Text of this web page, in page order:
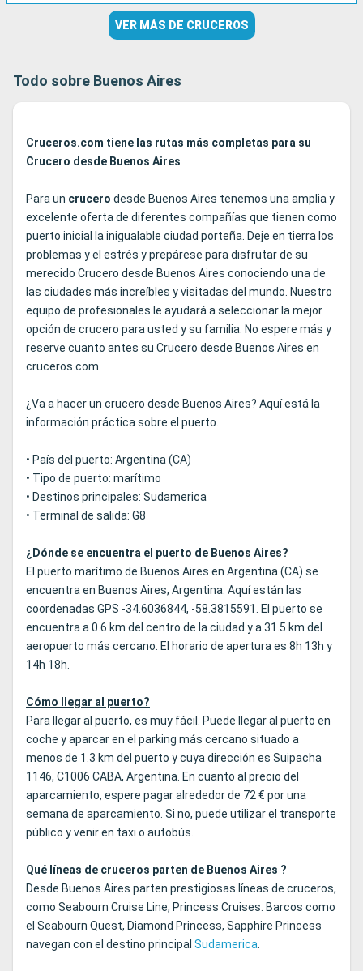
VER MÁS DE CRUCEROS
Todo sobre Buenos Aires
Cruceros.com tiene las rutas más completas para su
Crucero desde Buenos Aires
Para un crucero desde Buenos Aires tenemos una amplia y
excelente oferta de diferentes compañías que tienen como
puerto inicial la inigualable ciudad porteña. Deje en tierra los
problemas y el estrés y prepárese para disfrutar de su
merecido Crucero desde Buenos Aires conociendo una de
las ciudades más increíbles y visitadas del mundo. Nuestro
equipo de profesionales le ayudará a seleccionar la mejor
opción de crucero para usted y su familia. No espere más y
reserve cuanto antes su Crucero desde Buenos Aires en
cruceros.com
¿Va a hacer un crucero desde Buenos Aires? Aquí está la
información práctica sobre el puerto.
• País del puerto: Argentina (CA)
• Tipo de puerto: marítimo
• Destinos principales: Sudamerica
• Terminal de salida: G8
¿Dónde se encuentra el puerto de Buenos Aires?
El puerto marítimo de Buenos Aires en Argentina (CA) se
encuentra en Buenos Aires, Argentina. Aquí están las
coordenadas GPS -34.6036844, -58.3815591. El puerto se
encuentra a 0.6 km del centro de la ciudad y a 31.5 km del
aeropuerto más cercano. El horario de apertura es 8h 13h y
14h 18h.
Cómo llegar al puerto?
Para llegar al puerto, es muy fácil. Puede llegar al puerto en
coche y aparcar en el parking más cercano situado a
menos de 1.3 km del puerto y cuya dirección es Suipacha
1146, C1006 CABA, Argentina. En cuanto al precio del
aparcamiento, espere pagar alrededor de 72 € por una
semana de aparcamiento. Si no, puede utilizar el transporte
público y venir en taxi o autobús.
Qué líneas de cruceros parten de Buenos Aires ?
Desde Buenos Aires parten prestigiosas líneas de cruceros,
como Seabourn Cruise Line, Princess Cruises. Barcos como
el Seabourn Quest, Diamond Princess, Sapphire Princess
navegan con el destino principal Sudamerica.